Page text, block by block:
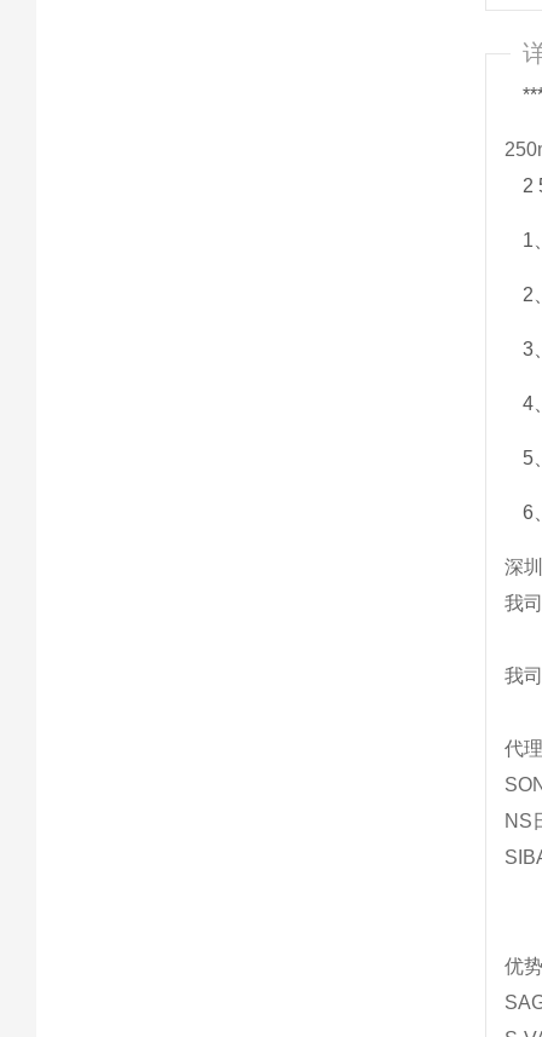
2
1
2
3
4
5
6
深
我
我
代
NS
优